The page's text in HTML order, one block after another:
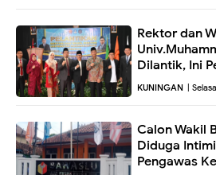
Rektor dan
Dilantik, Ini
KUNINGAN |
Calon Wakil
Diduga
Pengawas